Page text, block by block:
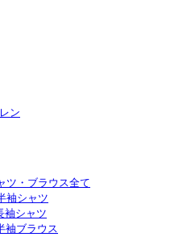
ン
ツ・ブラウス全て
袖シャツ
袖シャツ
袖ブラウス